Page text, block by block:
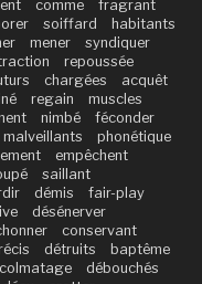
comme
fragrant
soiffard
habitants
mener
syndiquer
repoussée
chargées
acquêt
regain
muscles
nimbé
féconder
malveillants
phonétique
empêchent
saillant
démis
fair-play
désénerver
conservant
détruits
baptême
colmatage
débouchés